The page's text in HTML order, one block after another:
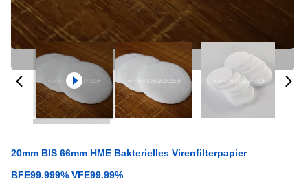
20mm BIS 66mm HME Bakterielles Virenfilterpapier
BFE99.999% VFE99.99%